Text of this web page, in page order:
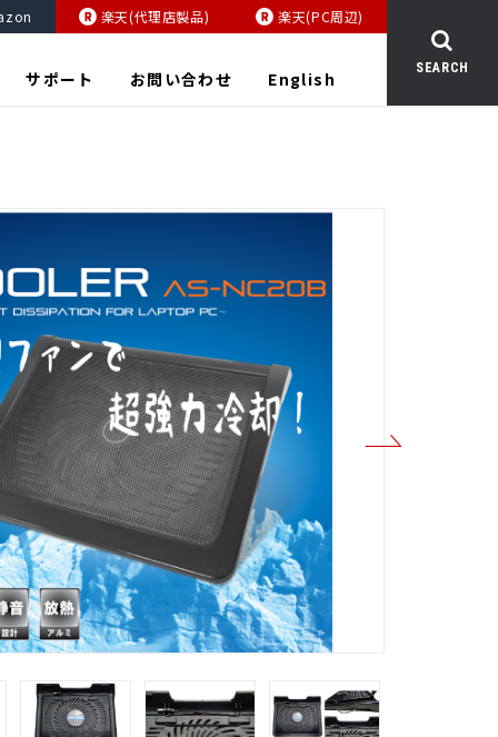
楽天(代理店製品) 楽天(PC周辺)
サポート お問い合わせ English SEARCH